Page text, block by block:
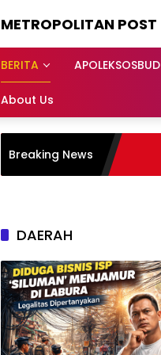
METROPOLITAN POST
BERITA APOLEKSOSBUD
About Us
Breaking News
DAERAH